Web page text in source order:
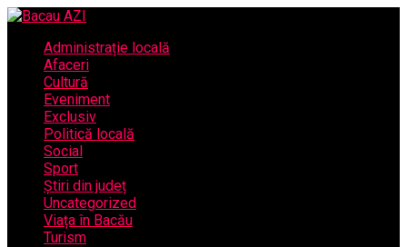
Administrație locală
Afaceri
Cultură
Eveniment
Exclusiv
Politică locală
Social
Sport
Știri din județ
Uncategorized
Viața în Bacău
Turism